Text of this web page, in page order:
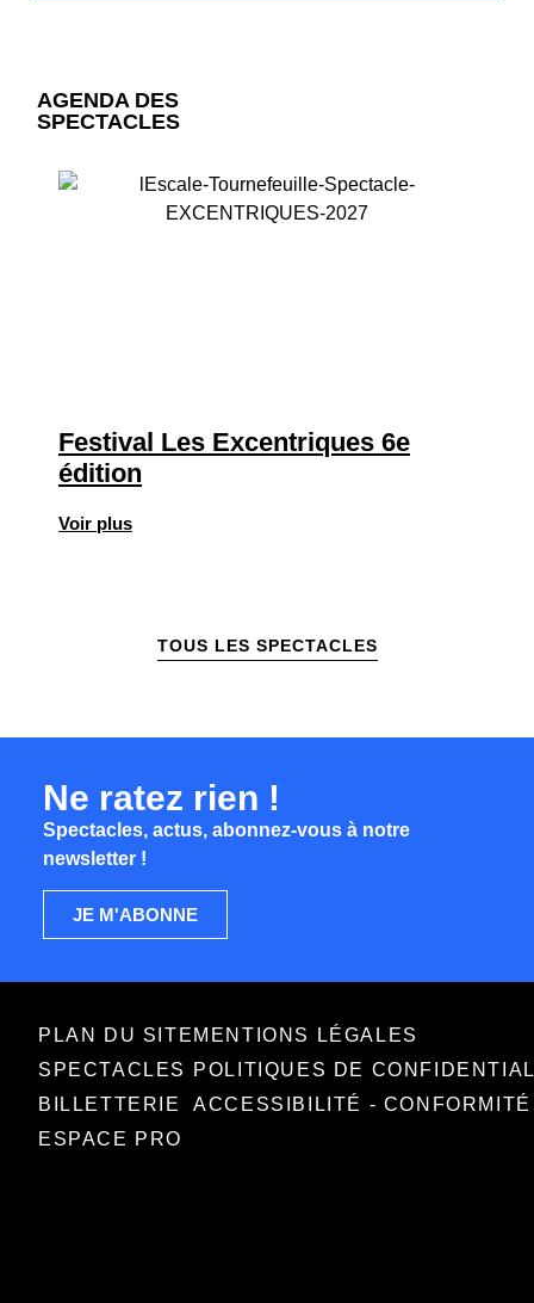
AGENDA DES
SPECTACLES
Festival Les Excentriques 6e
édition
Voir plus
TOUS LES SPECTACLES
Ne ratez rien !
Spectacles, actus, abonnez-vous à notre
newsletter !
JE M'ABONNE
PLAN DU SITE
SPECTACLES
BILLETTERIE
ESPACE PRO
MENTIONS LÉGALES
POLITIQUES DE
ACCESSIBILITÉ -